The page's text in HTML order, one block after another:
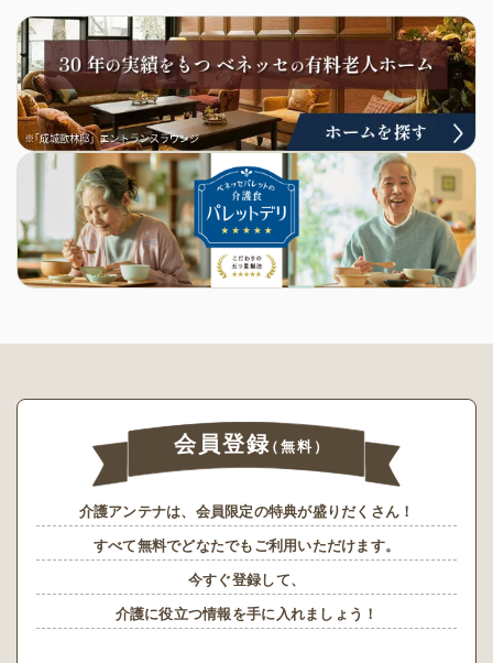
会員登録（無料）
介護アンテナは、会員限定の特典が盛りだくさん！
すべて無料でどなたでもご利用いただけます。
今すぐ登録して、
介護に役立つ情報を手に入れましょう！